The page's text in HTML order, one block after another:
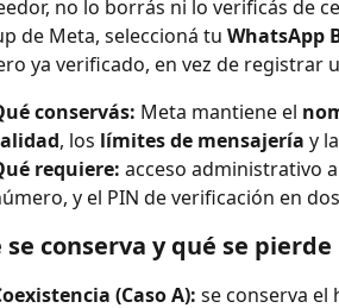
no lo borrás ni lo verificás de
de Meta, seleccioná tu WhatsApp
ya verificado, en vez de registrar
conservás: Meta mantiene el
, los límites de mensajería y
requiere: acceso administrativo
y el PIN de verificación en
se conserva y qué se pierde
(Caso A): se conserva el